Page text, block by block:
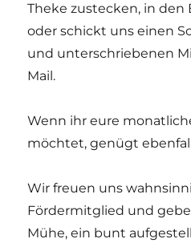
Theke zustecken, in den
oder schickt uns einen
und unterschriebenen
Mail.
Wenn ihr eure
möchtet, genügt
Wir freuen uns
Fördermitglied und
Mühe, ein bunt